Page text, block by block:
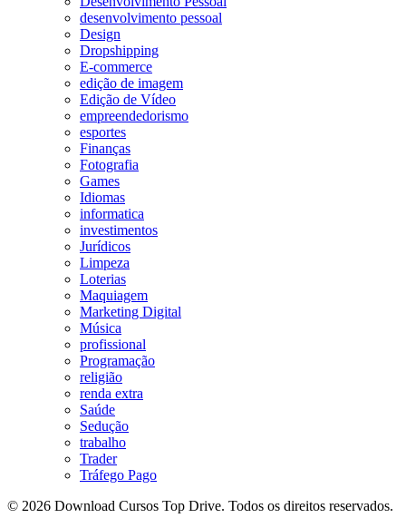
desenvolvimento pessoal
Design
Dropshipping
E-commerce
edição de imagem
Edição de Vídeo
empreendedorismo
esportes
Finanças
Fotografia
Games
Idiomas
informatica
investimentos
Jurídicos
Limpeza
Loterias
Maquiagem
Marketing Digital
Música
profissional
Programação
religião
renda extra
Saúde
Sedução
trabalho
Trader
Tráfego Pago
© 2026 Download Cursos Top Drive. Todos os direitos reservados.